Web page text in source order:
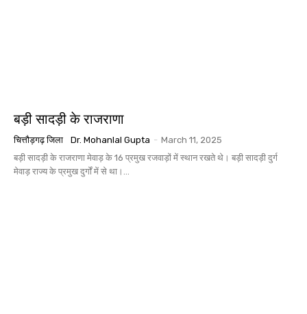
बड़ी सादड़ी के राजराणा
चित्तौड़गढ़ जिला Dr. Mohanlal Gupta - March 11, 2025
बड़ी सादड़ी के राजराणा मेवाड़ के 16 प्रमुख रजवाड़ों में स्थान रखते थे। बड़ी सादड़ी दुर्ग
मेवाड़ राज्य के प्रमुख दुर्गों में से था।...